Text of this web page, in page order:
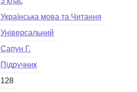
Українська мова та Читання
Універсальний
Сапун Г.
Підручник
128